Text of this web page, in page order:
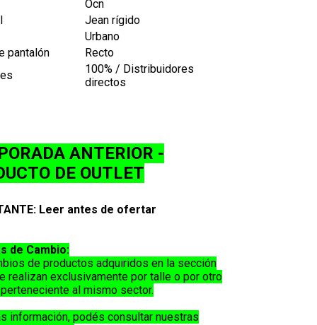
Ocn
Jean rígido
Urbano
pantalón
Recto
100% / Distribuidores
directos
ANTERIOR -
DE OUTLET
Leer antes de ofertar
de Cambio:
de productos adquiridos en la sección
realizan exclusivamente por talle o por otro
al mismo sector.
información, podés consultar nuestras